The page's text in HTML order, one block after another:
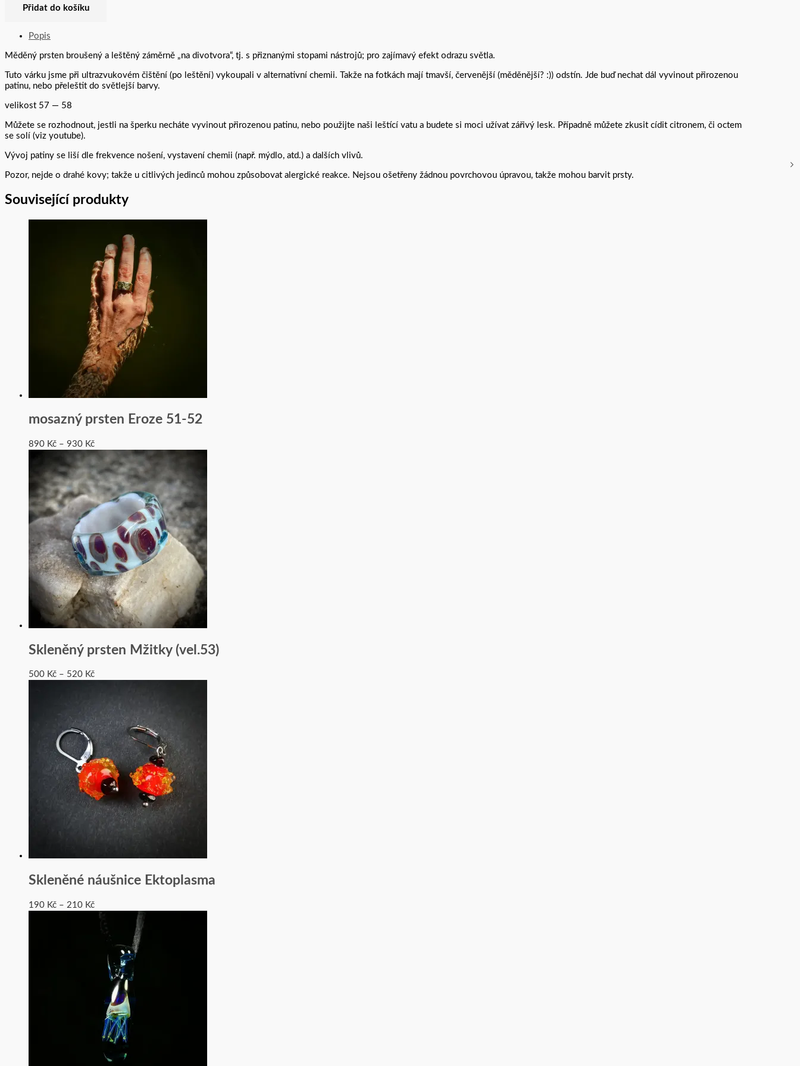
Přidat do košíku
Popis
Měděný prsten broušený a leštěný záměrně „na divotvora“, tj. s přiznanými stopami nástrojů; pro zajímavý efekt odrazu světla.
Tuto várku jsme při ultrazvukovém čištění (po leštění) vykoupali v alternativní chemii. Takže na fotkách mají tmavší, červenější (měděnější? :)) odstín. Jde buď nechat dál vyvinout přirozenou
patinu, nebo přeleštit do světlejší barvy.
velikost 57 — 58
Můžete se rozhodnout, jestli na šperku necháte vyvinout přirozenou patinu, nebo použijte naši leštící vatu a budete si moci užívat zářivý lesk. Případně můžete zkusit cídit citronem, či octem
se solí (viz youtube).
Vývoj patiny se liší dle frekvence nošení, vystavení chemii (např. mýdlo, atd.) a dalších vlivů.
Pozor, nejde o drahé kovy; takže u citlivých jedinců mohou způsobovat alergické reakce. Nejsou ošetřeny žádnou povrchovou úpravou, takže mohou barvit prsty.
Související produkty
mosazný prsten Eroze 51-52
890 Kč – 930 Kč
Skleněný prsten Mžitky (vel.53)
500 Kč – 520 Kč
Skleněné náušnice Ektoplasma
190 Kč – 210 Kč